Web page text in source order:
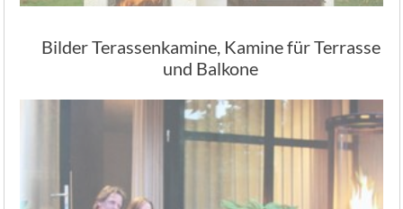
Bilder Terassenkamine, Kamine für Terrasse
und Balkone